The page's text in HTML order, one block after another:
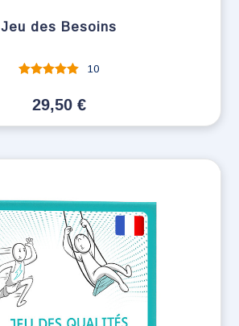
Jeu des Besoins
10
29,50€